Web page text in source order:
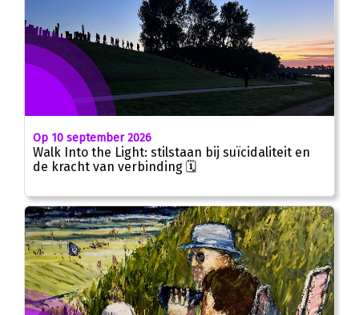
Op 10 september 2026
Walk Into the Light: stilstaan bij suïcidaliteit en
de kracht van verbinding 🗓